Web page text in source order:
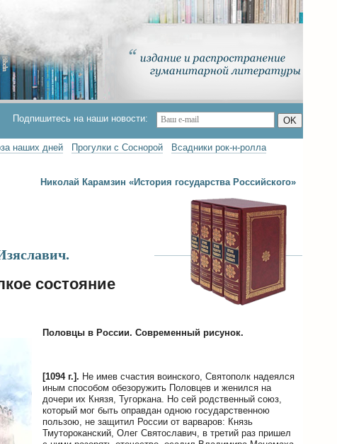
Подпишитесь на наши новости: OK
наших дней Прогулки с Соснорой Всадники рок-н-ролла
Николай Карамзин «История государства Российского»
состояние
Половцы в России. Современный рисунок.
[1094 г.]. Не имев счастия воинского, Святополк надеялся
иным способом обезоружить Половцев и женился на
дочери их Князя, Тугоркана. Но сей родственный союз,
который мог быть оправдан одною государственною
пользою, не защитил России от варваров: Князь
Тмутороканский, Олег Святославич, в третий раз пришел